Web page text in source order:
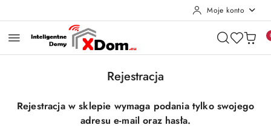
Moje konto
Rejestracja
Rejestracja w sklepie wymaga podania tylko swojego
adresu e-mail oraz hasła.